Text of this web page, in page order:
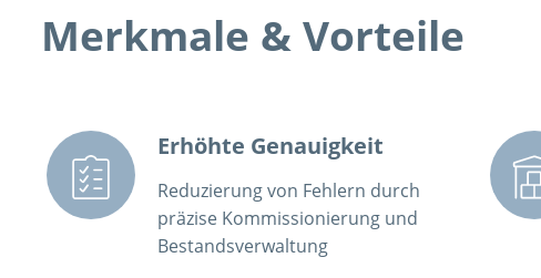
Merkmale & Vorteile
Erhöhte Genauigkeit
Reduzierung von Fehlern durch
präzise Kommissionierung und
Bestandsverwaltung